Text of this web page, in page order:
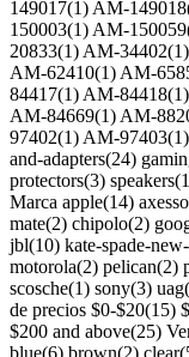
149017(1) AM-
150003(1) AM-
20833(1) AM-
AM-62410(1) AM-
84417(1) AM-
AM-84669(1) AM-
97402(1) AM-
and-adapters(24)
protectors(3)
Marca apple(14)
mate(2) chipolo(2)
jbl(10) kate-spade-
motorola(2) pelican(2)
scosche(1) sony(3)
de precios $0-$20(15)
$200 and above(25)
blue(6) brown(2)